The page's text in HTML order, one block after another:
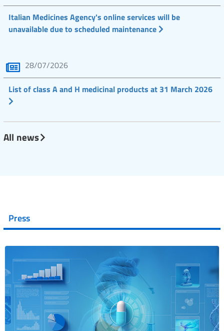
Italian Medicines Agency's online services will be
unavailable due to scheduled maintenance
28/07/2026
List of class A and H medicinal products at 31 March 2026
All news
Press